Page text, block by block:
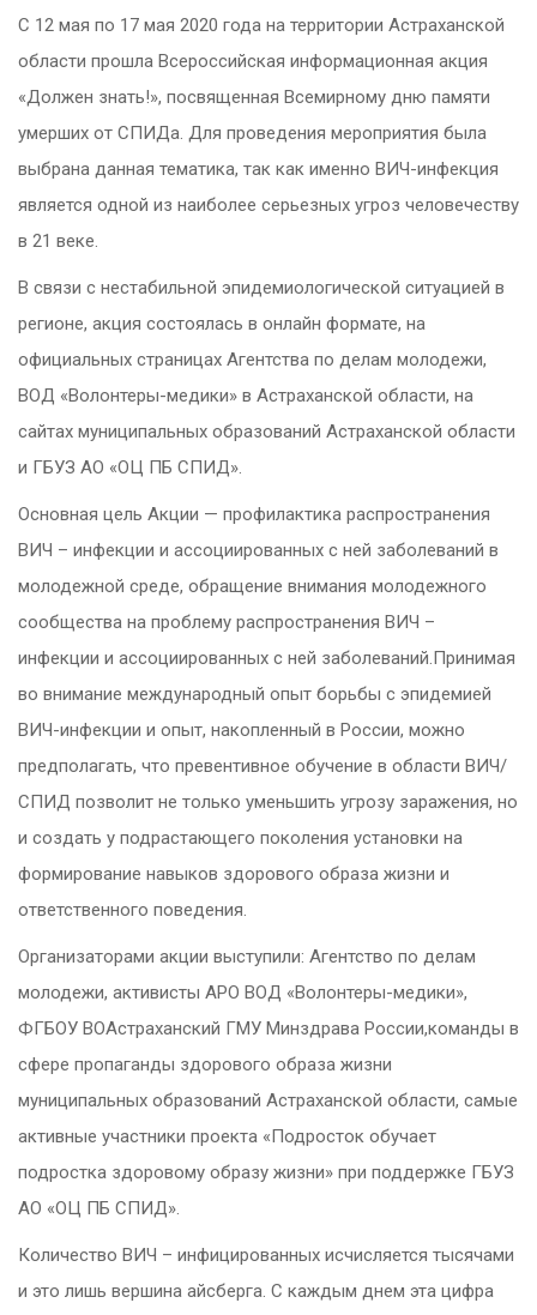
С 12 мая по 17 мая 2020 года на территории Астраханской
области прошла Всероссийская информационная акция
«Должен знать!», посвященная Всемирному дню памяти
умерших от СПИДа. Для проведения мероприятия была
выбрана данная тематика, так как именно ВИЧ-инфекция
является одной из наиболее серьезных угроз человечеству
в 21 веке.
В связи с нестабильной эпидемиологической ситуацией в
регионе, акция состоялась в онлайн формате, на
официальных страницах Агентства по делам молодежи,
ВОД «Волонтеры-медики» в Астраханской области, на
сайтах муниципальных образований Астраханской области
и ГБУЗ АО «ОЦ ПБ СПИД».
Основная цель Акции — профилактика распространения
ВИЧ – инфекции и ассоциированных с ней заболеваний в
молодежной среде, обращение внимания молодежного
сообщества на проблему распространения ВИЧ –
инфекции и ассоциированных с ней заболеваний.Принимая
во внимание международный опыт борьбы с эпидемией
ВИЧ-инфекции и опыт, накопленный в России, можно
предполагать, что превентивное обучение в области ВИЧ/
СПИД позволит не только уменьшить угрозу заражения, но
и создать у подрастающего поколения установки на
формирование навыков здорового образа жизни и
ответственного поведения.
Организаторами акции выступили: Агентство по делам
молодежи, активисты АРО ВОД «Волонтеры-медики»,
ФГБОУ ВОАстраханский ГМУ Минздрава России,команды в
сфере пропаганды здорового образа жизни
муниципальных образований Астраханской области, самые
активные участники проекта «Подросток обучает
подростка здоровому образу жизни» при поддержке ГБУЗ
АО «ОЦ ПБ СПИД».
Количество ВИЧ – инфицированных исчисляется тысячами
и это лишь вершина айсберга. С каждым днем эта цифра